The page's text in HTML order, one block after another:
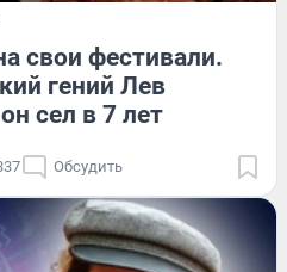
свои фестивали.
гений Лев
сел в 7 лет
Обсудить